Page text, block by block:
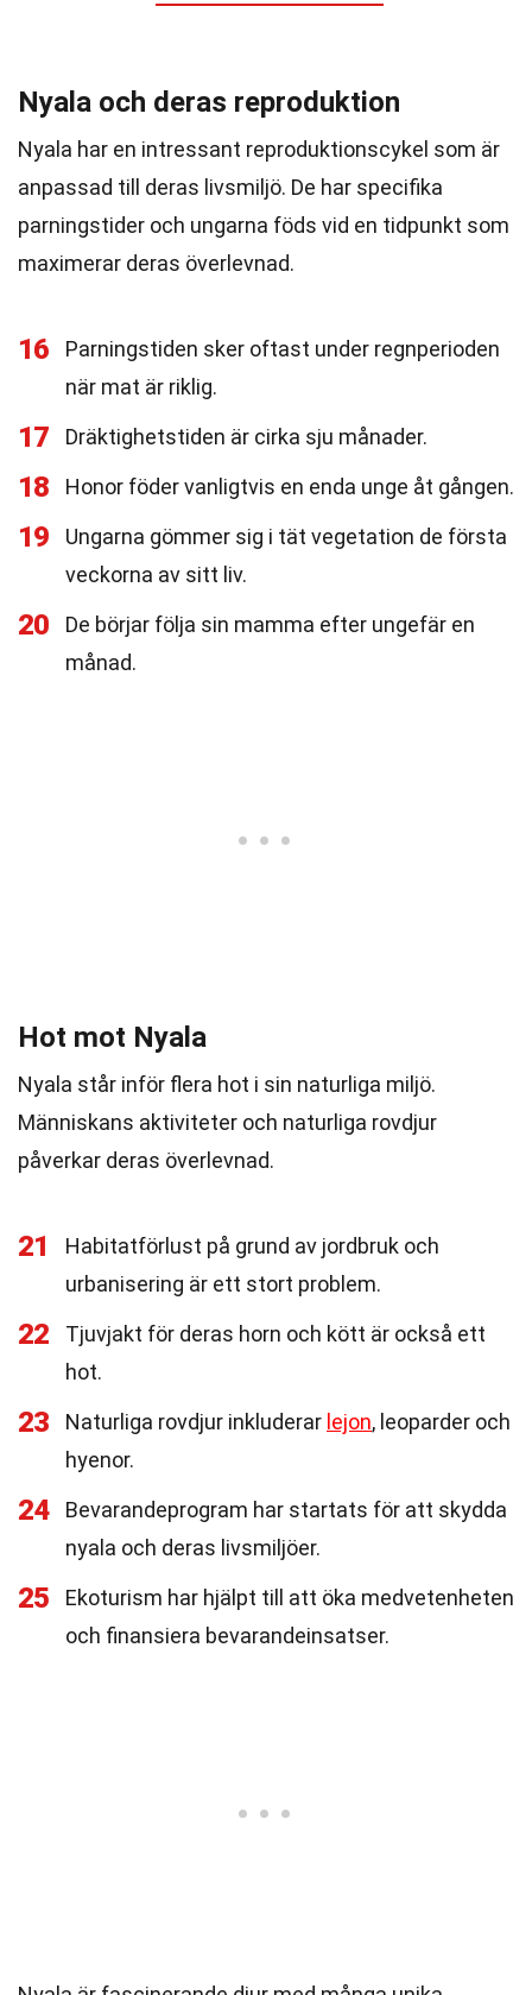
Nyala och deras reproduktion
Nyala har en intressant reproduktionscykel som är
anpassad till deras livsmiljö. De har specifika
parningstider och ungarna föds vid en tidpunkt som
maximerar deras överlevnad.
16
Parningstiden sker oftast under regnperioden
när mat är riklig.
17 Dräktighetstiden är cirka sju månader.
18 Honor föder vanligtvis en enda unge åt gången.
19
Ungarna gömmer sig i tät vegetation de första
veckorna av sitt liv.
20
De börjar följa sin mamma efter ungefär en
månad.
Hot mot Nyala
Nyala står inför flera hot i sin naturliga miljö.
Människans aktiviteter och naturliga rovdjur
påverkar deras överlevnad.
21
Habitatförlust på grund av jordbruk och
urbanisering är ett stort problem.
22
Tjuvjakt för deras horn och kött är också ett
hot.
23 Naturliga rovdjur inkluderar lejon, leoparder och
hyenor.
24
Bevarandeprogram har startats för att skydda
nyala och deras livsmiljöer.
25
Ekoturism har hjälpt till att öka medvetenheten
och finansiera bevarandeinsatser.